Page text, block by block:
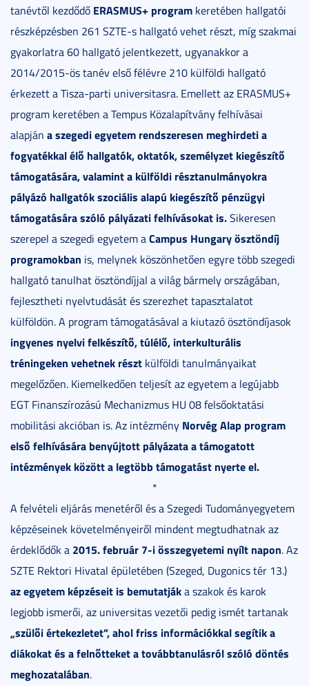
tanévtől kezdődő ERASMUS+ program keretében hallgatói
részképzésben 261 SZTE-s hallgató vehet részt, míg szakmai
gyakorlatra 60 hallgató jelentkezett, ugyanakkor a
2014/2015-ös tanév első félévre 210 külföldi hallgató
érkezett a Tisza-parti universitasra. Emellett az ERASMUS+
program keretében a Tempus Közalapítvány felhívásai
alapján a szegedi egyetem rendszeresen meghirdeti a
fogyatékkal élő hallgatók, oktatók, személyzet kiegészítő
támogatására, valamint a külföldi résztanulmányokra
pályázó hallgatók szociális alapú kiegészítő pénzügyi
támogatására szóló pályázati felhívásokat is.Sikeresen
szerepel a szegedi egyetem aCampus Hungary ösztöndíj
programokban is, melynek köszönhetően egyre több szegedi
hallgató tanulhat ösztöndíjjal a világ bármely országában,
fejlesztheti nyelvtudását és szerezhet tapasztalatot
külföldön. A program támogatásával a kiutazó ösztöndíjasok
ingyenes nyelvi felkészítő, túlélő, interkulturális
tréningeken vehetnek részt külföldi tanulmányaikat
megelőzően. Kiemelkedően teljesít az egyetem a legújabb
EGT Finanszírozású Mechanizmus HU 08 felsőoktatási
mobilitási akcióban is. Az intézmény Norvég Alap program
első felhívására benyújtott pályázata a támogatott
intézmények között a legtöbb támogatást nyerte el.
*
A felvételi eljárás menetéről és a Szegedi Tudományegyetem
képzéseinek követelményeiről mindent megtudhatnak az
érdeklődők a 2015. február 7-iösszegyetemi nyílt napon. Az
SZTE Rektori Hivatal épületében (Szeged, Dugonics tér 13.)
az egyetem képzéseit is bemutatjáka szakok és karok
legjobb ismerői, az universitas vezetői pedig ismét tartanak
„szülői értekezletet”, ahol friss információkkal segítik a
diákokat és a felnőtteket a továbbtanulásról szóló döntés
meghozatalában.